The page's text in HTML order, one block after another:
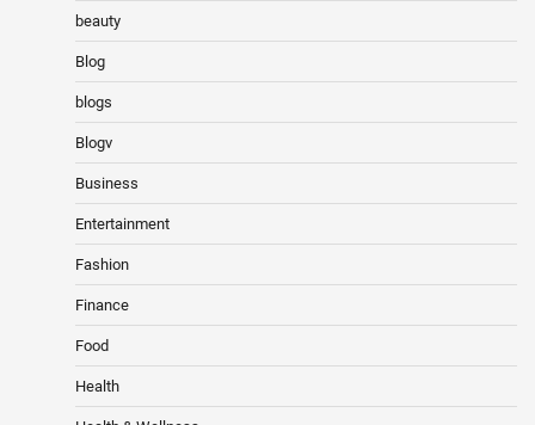
beauty
Blog
blogs
Blogv
Business
Entertainment
Fashion
Finance
Food
Health